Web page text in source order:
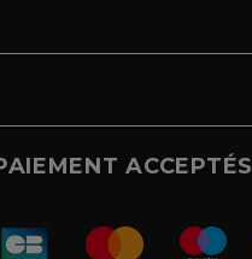
ACCEPTÉS